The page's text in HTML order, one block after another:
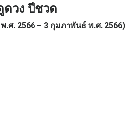
ดวง ปีชวด
.ศ. 2566 – 3 กุมภาพันธ์ พ.ศ. 2566)